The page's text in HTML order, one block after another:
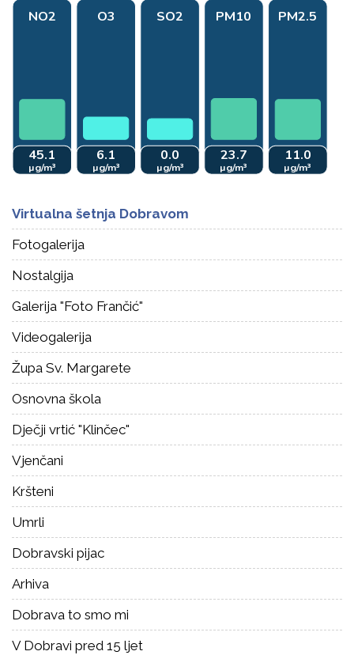
Virtualna šetnja Dobravom
Fotogalerija
Nostalgija
Galerija "Foto Frančić"
Videogalerija
Župa Sv. Margarete
Osnovna škola
Dječji vrtić "Klinčec"
Vjenčani
Kršteni
Umrli
Dobravski pijac
Arhiva
Dobrava to smo mi
V Dobravi pred 15 ljet